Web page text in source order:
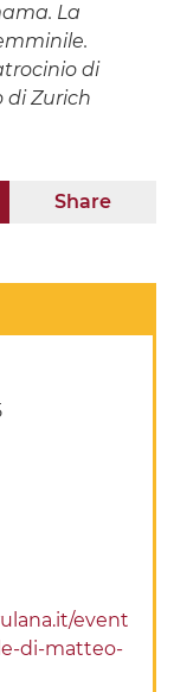
La
di
di Zurich
Share
event
di-matteo-